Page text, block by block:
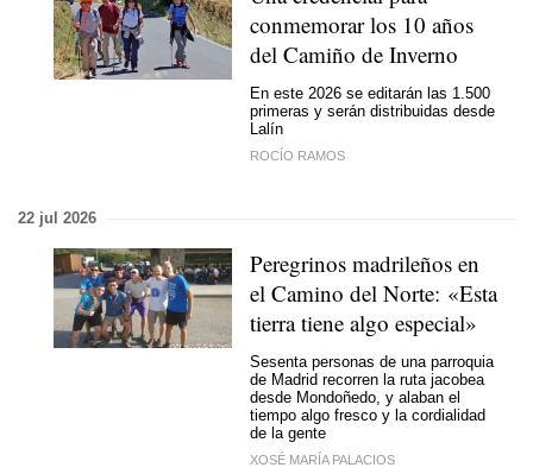
conmemorar los 10 años
del Camiño de Inverno
En este 2026 se editarán las 1.500
primeras y serán distribuidas desde
Lalín
ROCÍO RAMOS
22 jul 2026
Peregrinos madrileños en
el Camino del Norte: «Esta
tierra tiene algo especial»
Sesenta personas de una parroquia
de Madrid recorren la ruta jacobea
desde Mondoñedo, y alaban el
tiempo algo fresco y la cordialidad
de la gente
XOSÉ MARÍA PALACIOS